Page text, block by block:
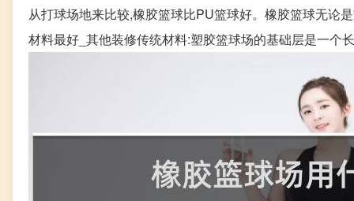
从打球场地来比较,橡胶篮球比PU篮球好。橡胶篮球无论
材料最好_其他装修传统材料:塑胶篮球场的基础层是一个长